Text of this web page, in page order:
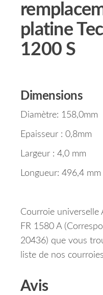
platine
1200 S
Dimensions
Diamètre: 158,0mm
Epaisseur : 0,8mm
Largeur : 4,0 mm
Longueur: 496,4 mm
Courroie universelle
FR 1580 A
20436) que vous
liste de nos
Avis